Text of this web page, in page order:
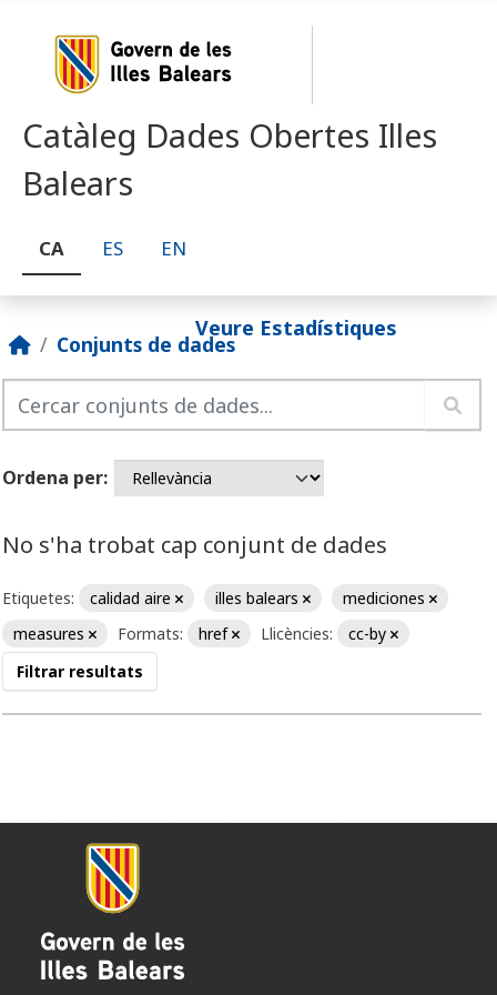
Catàleg Dades Obertes Illes
Balears
CA ES EN
Veure Estadístiques
Conjunts de dades
Ordena per
No s'ha trobat cap conjunt de dades
Etiquetes: calidad aire illes balears
mediciones
measures
Formats: href Llicències:
cc-by
Filtrar resultats